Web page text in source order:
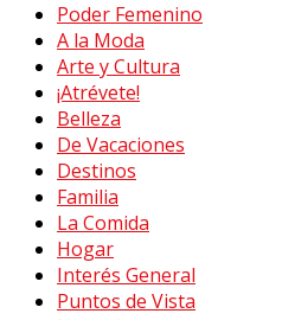
Poder Femenino
A la Moda
Arte y Cultura
¡Atrévete!
Belleza
De Vacaciones
Destinos
Familia
La Comida
Hogar
Interés General
Puntos de Vista